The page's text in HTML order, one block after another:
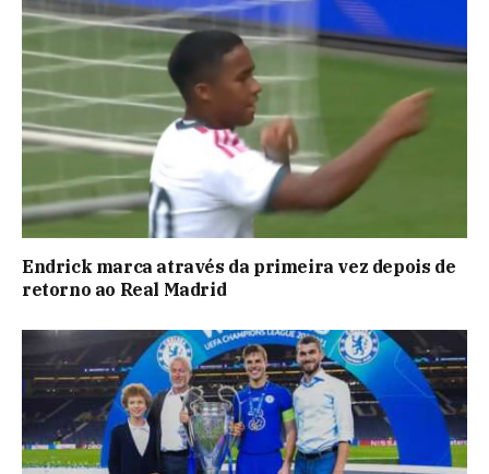
Endrick marca através da primeira vez depois de
retorno ao Real Madrid